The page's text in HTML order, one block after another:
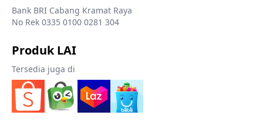
Bank BRI Cabang Kramat Raya
No Rek 0335 0100 0281 304
Produk LAI
Tersedia juga di